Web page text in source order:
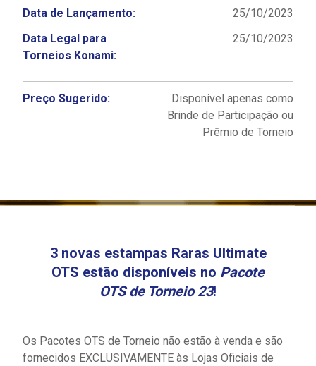
Data de Lançamento:
25/10/2023
Data Legal para
Torneios Konami:
25/10/2023
Preço Sugerido:
Disponível apenas como
Brinde de Participação ou
Prêmio de Torneio
3 novas estampas Raras Ultimate
OTS estão disponíveis no Pacote
OTS de Torneio 23!
Os Pacotes OTS de Torneio não estão à venda e são
fornecidos EXCLUSIVAMENTE às Lojas Oficiais de